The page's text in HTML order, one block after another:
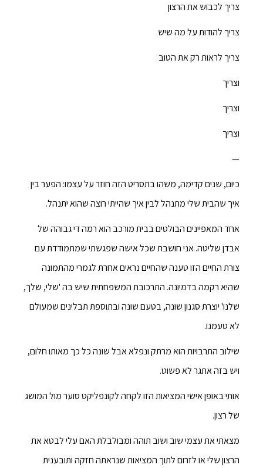
צריך לכבוש את הרצון
צריך להודות על מה שיש
צריך לראות רק את הטוב
וצריך
וצריך
וצריך
—
כיום, שנים קדימה, משהו בתסריט הזה חוזר על עצמו: הפער בין
איך שהבית שלי מתנהל לבין איך שהייתי רוצה שהוא יתנהל.
אחד המאפיינים הבולטים בבית מורכב הוא רמה די גבוהה של
אבדן שליטה. אני חושבת שכל אישה שפגשתי שמתמודדת עם
צורת החיים הזו טענה שהחיים נראים אחרת לגמרי מהתמונה
שהיא רקמה בדמיונה. התרכובת המשפחתית שיש בה 'שלי, שלך,
שלנו' יוצרת סגנון שונה, בטעם שונה ובתוספת תבלינים שמעולם
לא טעמנו.
שילוב התרבויות הוא מרתק ונפלא אבל שונה כל כך מאותו חלום,
ויש בזה אתגר לא פשוט.
אותי באופן אישי המציאות הזו לקחה לקונפליקט סוער מול המושג
של רצון.
מצאתי את עצמי שוב ושוב תוהה ומבולבלת האם עלי לבטא את
הרצון שלי או לזרום לתוך המציאות שנראתה חזקה ותובענית